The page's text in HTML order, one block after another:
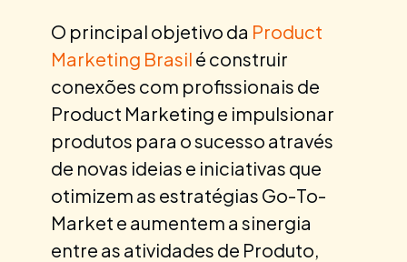
O principal objetivo da Product
Marketing Brasil é construir
conexões com profissionais de
Product Marketing e impulsionar
produtos para o sucesso através
de novas ideias e iniciativas que
otimizem as estratégias Go-To-
Market e aumentem a sinergia
entre as atividades de Produto,